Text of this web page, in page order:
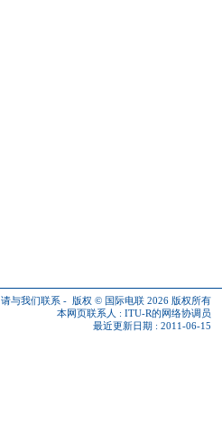
请与我们联系 - 版权 © 国际电联 2026 版权所有
本网页联系人 : ITU-R的网络协调员
最近更新日期 : 2011-06-15